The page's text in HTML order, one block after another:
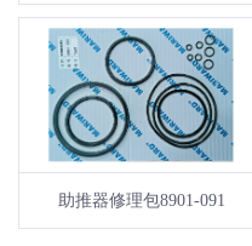
助推器修理包8901-091